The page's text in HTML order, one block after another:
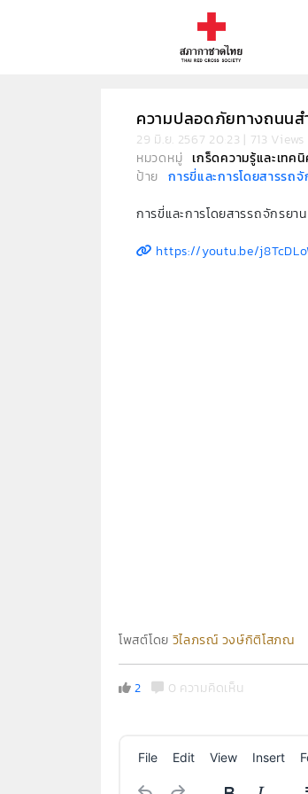
ความปลอดภัยทางถนนส
29 มิ.ย. 2567 20:23 | 713 Views
หมวดหมู่เกร็ดความรู้และเทค
ป้ายการขี่และการโดยสารรถ
การขี่และการโดยสารรถจักรย
https://youtu.be/
โพสต์โดย วิไลภรณ์ วงษ์กิติโสภณ
2 0 ความคิดเห็น
File Edit View Insert